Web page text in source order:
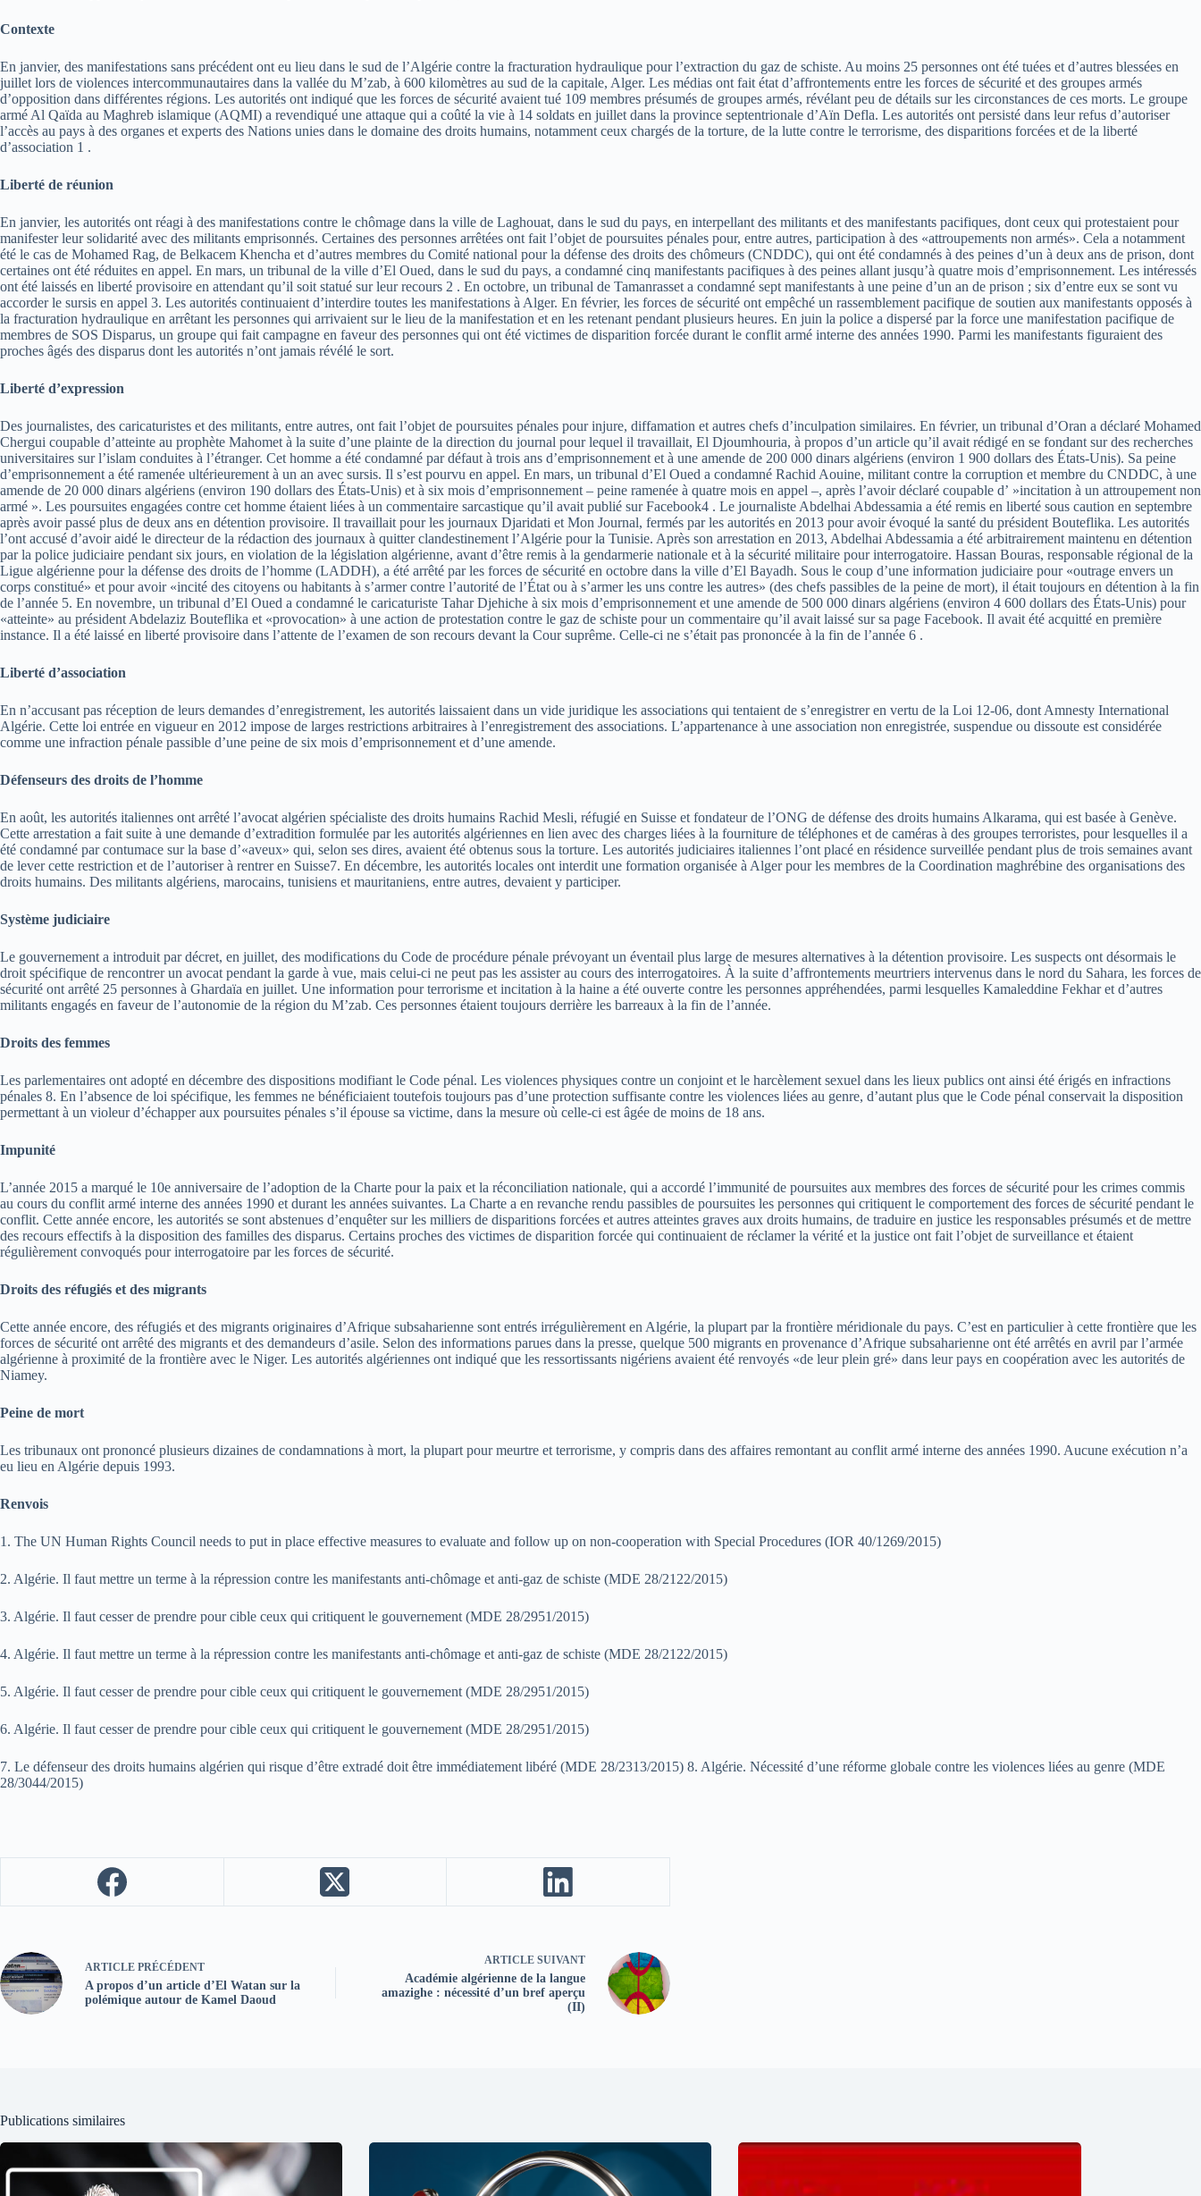
Contexte
En janvier, des manifestations sans précédent ont eu lieu dans le sud de l’Algérie contre la fracturation hydraulique pour l’extraction du gaz de schiste. Au moins 25 personnes ont été tuées et d’autres blessées en
juillet lors de violences intercommunautaires dans la vallée du M’zab, à 600 kilomètres au sud de la capitale, Alger. Les médias ont fait état d’affrontements entre les forces de sécurité et des groupes armés
d’opposition dans différentes régions. Les autorités ont indiqué que les forces de sécurité avaient tué 109 membres présumés de groupes armés, révélant peu de détails sur les circonstances de ces morts. Le groupe
armé Al Qaïda au Maghreb islamique (AQMI) a revendiqué une attaque qui a coûté la vie à 14 soldats en juillet dans la province septentrionale d’Aïn Defla. Les autorités ont persisté dans leur refus d’autoriser
l’accès au pays à des organes et experts des Nations unies dans le domaine des droits humains, notamment ceux chargés de la torture, de la lutte contre le terrorisme, des disparitions forcées et de la liberté
d’association 1 .
Liberté de réunion
En janvier, les autorités ont réagi à des manifestations contre le chômage dans la ville de Laghouat, dans le sud du pays, en interpellant des militants et des manifestants pacifiques, dont ceux qui protestaient pour
manifester leur solidarité avec des militants emprisonnés. Certaines des personnes arrêtées ont fait l’objet de poursuites pénales pour, entre autres, participation à des «attroupements non armés». Cela a notamment
été le cas de Mohamed Rag, de Belkacem Khencha et d’autres membres du Comité national pour la défense des droits des chômeurs (CNDDC), qui ont été condamnés à des peines d’un à deux ans de prison, dont
certaines ont été réduites en appel. En mars, un tribunal de la ville d’El Oued, dans le sud du pays, a condamné cinq manifestants pacifiques à des peines allant jusqu’à quatre mois d’emprisonnement. Les intéressés
ont été laissés en liberté provisoire en attendant qu’il soit statué sur leur recours 2 . En octobre, un tribunal de Tamanrasset a condamné sept manifestants à une peine d’un an de prison ; six d’entre eux se sont vu
accorder le sursis en appel 3. Les autorités continuaient d’interdire toutes les manifestations à Alger. En février, les forces de sécurité ont empêché un rassemblement pacifique de soutien aux manifestants opposés à
la fracturation hydraulique en arrêtant les personnes qui arrivaient sur le lieu de la manifestation et en les retenant pendant plusieurs heures. En juin la police a dispersé par la force une manifestation pacifique de
membres de SOS Disparus, un groupe qui fait campagne en faveur des personnes qui ont été victimes de disparition forcée durant le conflit armé interne des années 1990. Parmi les manifestants figuraient des
proches âgés des disparus dont les autorités n’ont jamais révélé le sort.
Liberté d’expression
Des journalistes, des caricaturistes et des militants, entre autres, ont fait l’objet de poursuites pénales pour injure, diffamation et autres chefs d’inculpation similaires. En février, un tribunal d’Oran a déclaré Mohamed
Chergui coupable d’atteinte au prophète Mahomet à la suite d’une plainte de la direction du journal pour lequel il travaillait, El Djoumhouria, à propos d’un article qu’il avait rédigé en se fondant sur des recherches
universitaires sur l’islam conduites à l’étranger. Cet homme a été condamné par défaut à trois ans d’emprisonnement et à une amende de 200 000 dinars algériens (environ 1 900 dollars des États-Unis). Sa peine
d’emprisonnement a été ramenée ultérieurement à un an avec sursis. Il s’est pourvu en appel. En mars, un tribunal d’El Oued a condamné Rachid Aouine, militant contre la corruption et membre du CNDDC, à une
amende de 20 000 dinars algériens (environ 190 dollars des États-Unis) et à six mois d’emprisonnement – peine ramenée à quatre mois en appel –, après l’avoir déclaré coupable d’ »incitation à un attroupement non
armé ». Les poursuites engagées contre cet homme étaient liées à un commentaire sarcastique qu’il avait publié sur Facebook4 . Le journaliste Abdelhai Abdessamia a été remis en liberté sous caution en septembre
après avoir passé plus de deux ans en détention provisoire. Il travaillait pour les journaux Djaridati et Mon Journal, fermés par les autorités en 2013 pour avoir évoqué la santé du président Bouteflika. Les autorités
l’ont accusé d’avoir aidé le directeur de la rédaction des journaux à quitter clandestinement l’Algérie pour la Tunisie. Après son arrestation en 2013, Abdelhai Abdessamia a été arbitrairement maintenu en détention
par la police judiciaire pendant six jours, en violation de la législation algérienne, avant d’être remis à la gendarmerie nationale et à la sécurité militaire pour interrogatoire. Hassan Bouras, responsable régional de la
Ligue algérienne pour la défense des droits de l’homme (LADDH), a été arrêté par les forces de sécurité en octobre dans la ville d’El Bayadh. Sous le coup d’une information judiciaire pour «outrage envers un
corps constitué» et pour avoir «incité des citoyens ou habitants à s’armer contre l’autorité de l’État ou à s’armer les uns contre les autres» (des chefs passibles de la peine de mort), il était toujours en détention à la fin
de l’année 5. En novembre, un tribunal d’El Oued a condamné le caricaturiste Tahar Djehiche à six mois d’emprisonnement et une amende de 500 000 dinars algériens (environ 4 600 dollars des États-Unis) pour
«atteinte» au président Abdelaziz Bouteflika et «provocation» à une action de protestation contre le gaz de schiste pour un commentaire qu’il avait laissé sur sa page Facebook. Il avait été acquitté en première
instance. Il a été laissé en liberté provisoire dans l’attente de l’examen de son recours devant la Cour suprême. Celle-ci ne s’était pas prononcée à la fin de l’année 6 .
Liberté d’association
En n’accusant pas réception de leurs demandes d’enregistrement, les autorités laissaient dans un vide juridique les associations qui tentaient de s’enregistrer en vertu de la Loi 12-06, dont Amnesty International
Algérie. Cette loi entrée en vigueur en 2012 impose de larges restrictions arbitraires à l’enregistrement des associations. L’appartenance à une association non enregistrée, suspendue ou dissoute est considérée
comme une infraction pénale passible d’une peine de six mois d’emprisonnement et d’une amende.
Défenseurs des droits de l’homme
En août, les autorités italiennes ont arrêté l’avocat algérien spécialiste des droits humains Rachid Mesli, réfugié en Suisse et fondateur de l’ONG de défense des droits humains Alkarama, qui est basée à Genève.
Cette arrestation a fait suite à une demande d’extradition formulée par les autorités algériennes en lien avec des charges liées à la fourniture de téléphones et de caméras à des groupes terroristes, pour lesquelles il a
été condamné par contumace sur la base d’«aveux» qui, selon ses dires, avaient été obtenus sous la torture. Les autorités judiciaires italiennes l’ont placé en résidence surveillée pendant plus de trois semaines avant
de lever cette restriction et de l’autoriser à rentrer en Suisse7. En décembre, les autorités locales ont interdit une formation organisée à Alger pour les membres de la Coordination maghrébine des organisations des
droits humains. Des militants algériens, marocains, tunisiens et mauritaniens, entre autres, devaient y participer.
Système judiciaire
Le gouvernement a introduit par décret, en juillet, des modifications du Code de procédure pénale prévoyant un éventail plus large de mesures alternatives à la détention provisoire. Les suspects ont désormais le
droit spécifique de rencontrer un avocat pendant la garde à vue, mais celui-ci ne peut pas les assister au cours des interrogatoires. À la suite d’affrontements meurtriers intervenus dans le nord du Sahara, les forces de
sécurité ont arrêté 25 personnes à Ghardaïa en juillet. Une information pour terrorisme et incitation à la haine a été ouverte contre les personnes appréhendées, parmi lesquelles Kamaleddine Fekhar et d’autres
militants engagés en faveur de l’autonomie de la région du M’zab. Ces personnes étaient toujours derrière les barreaux à la fin de l’année.
Droits des femmes
Les parlementaires ont adopté en décembre des dispositions modifiant le Code pénal. Les violences physiques contre un conjoint et le harcèlement sexuel dans les lieux publics ont ainsi été érigés en infractions
pénales 8. En l’absence de loi spécifique, les femmes ne bénéficiaient toutefois toujours pas d’une protection suffisante contre les violences liées au genre, d’autant plus que le Code pénal conservait la disposition
permettant à un violeur d’échapper aux poursuites pénales s’il épouse sa victime, dans la mesure où celle-ci est âgée de moins de 18 ans.
Impunité
L’année 2015 a marqué le 10e anniversaire de l’adoption de la Charte pour la paix et la réconciliation nationale, qui a accordé l’immunité de poursuites aux membres des forces de sécurité pour les crimes commis
au cours du conflit armé interne des années 1990 et durant les années suivantes. La Charte a en revanche rendu passibles de poursuites les personnes qui critiquent le comportement des forces de sécurité pendant le
conflit. Cette année encore, les autorités se sont abstenues d’enquêter sur les milliers de disparitions forcées et autres atteintes graves aux droits humains, de traduire en justice les responsables présumés et de mettre
des recours effectifs à la disposition des familles des disparus. Certains proches des victimes de disparition forcée qui continuaient de réclamer la vérité et la justice ont fait l’objet de surveillance et étaient
régulièrement convoqués pour interrogatoire par les forces de sécurité.
Droits des réfugiés et des migrants
Cette année encore, des réfugiés et des migrants originaires d’Afrique subsaharienne sont entrés irrégulièrement en Algérie, la plupart par la frontière méridionale du pays. C’est en particulier à cette frontière que les
forces de sécurité ont arrêté des migrants et des demandeurs d’asile. Selon des informations parues dans la presse, quelque 500 migrants en provenance d’Afrique subsaharienne ont été arrêtés en avril par l’armée
algérienne à proximité de la frontière avec le Niger. Les autorités algériennes ont indiqué que les ressortissants nigériens avaient été renvoyés «de leur plein gré» dans leur pays en coopération avec les autorités de
Niamey.
Peine de mort
Les tribunaux ont prononcé plusieurs dizaines de condamnations à mort, la plupart pour meurtre et terrorisme, y compris dans des affaires remontant au conflit armé interne des années 1990. Aucune exécution n’a
eu lieu en Algérie depuis 1993.
Renvois
1. The UN Human Rights Council needs to put in place effective measures to evaluate and follow up on non-cooperation with Special Procedures (IOR 40/1269/2015)
2. Algérie. Il faut mettre un terme à la répression contre les manifestants anti-chômage et anti-gaz de schiste (MDE 28/2122/2015)
3. Algérie. Il faut cesser de prendre pour cible ceux qui critiquent le gouvernement (MDE 28/2951/2015)
4. Algérie. Il faut mettre un terme à la répression contre les manifestants anti-chômage et anti-gaz de schiste (MDE 28/2122/2015)
5. Algérie. Il faut cesser de prendre pour cible ceux qui critiquent le gouvernement (MDE 28/2951/2015)
6. Algérie. Il faut cesser de prendre pour cible ceux qui critiquent le gouvernement (MDE 28/2951/2015)
7. Le défenseur des droits humains algérien qui risque d’être extradé doit être immédiatement libéré (MDE 28/2313/2015) 8. Algérie. Nécessité d’une réforme globale contre les violences liées au genre (MDE
28/3044/2015)
ARTICLE PRÉCÉDENT
A propos d’un article d’El Watan sur la
polémique autour de Kamel Daoud
ARTICLE SUIVANT
Académie algérienne de la langue
amazighe : nécessité d’un bref aperçu
(II)
Publications similaires